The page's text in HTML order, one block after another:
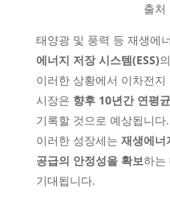
출처
태양광 및 풍력 등 재생에
에너지 저장 시스템(ESS)
이러한 상황에서 이차전지
시장은 향후 10년간 연평
기록할 것으로 예상됩니
이러한 성장세는 재생에너
공급의 안정성을 확보하는
기대됩니다.